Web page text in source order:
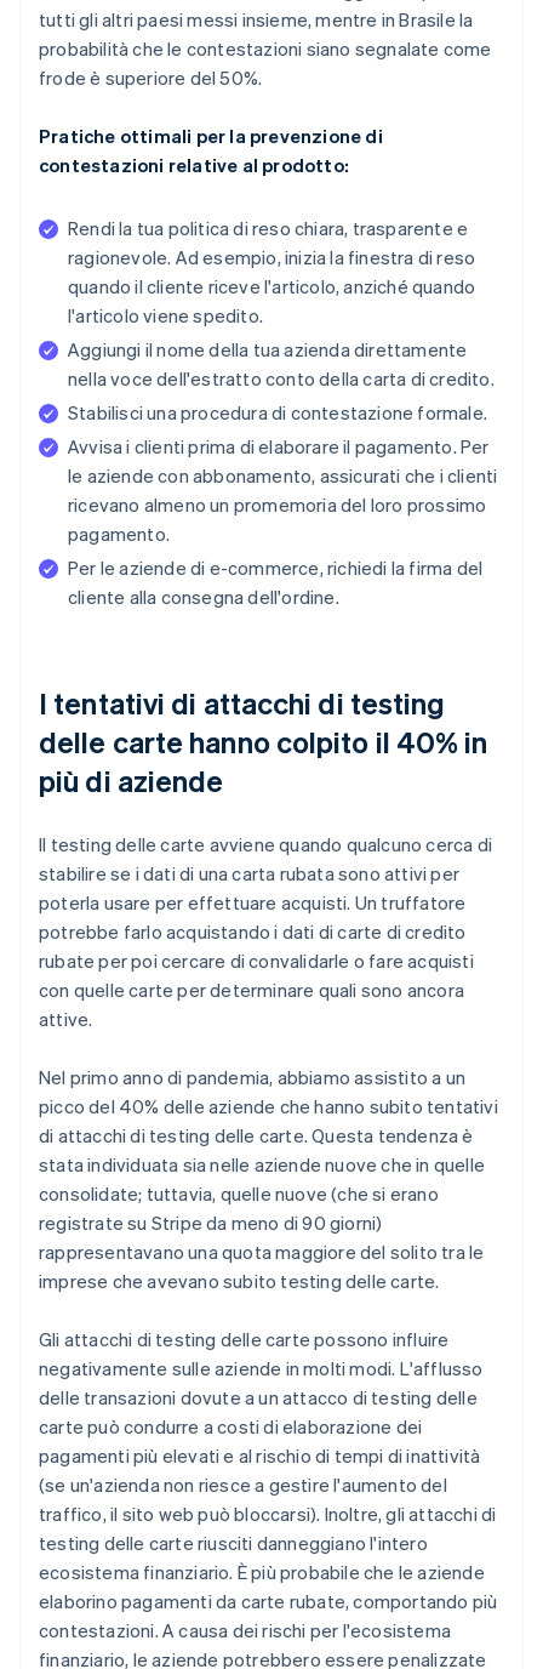
tutti gli altri paesi messi insieme, mentre in Brasile la
probabilità che le contestazioni siano segnalate come
frode è superiore del 50%.
Pratiche ottimali per la prevenzione di
contestazioni relative al prodotto:
Rendi la tua politica di reso chiara, trasparente e
ragionevole. Ad esempio, inizia la finestra di reso
quando il cliente riceve l'articolo, anziché quando
l'articolo viene spedito.
Aggiungi il nome della tua azienda direttamente
nella voce dell'estratto conto della carta di credito.
Stabilisci una procedura di contestazione formale.
Avvisa i clienti prima di elaborare il pagamento. Per
le aziende con abbonamento, assicurati che i clienti
ricevano almeno un promemoria del loro prossimo
pagamento.
Per le aziende di e-commerce, richiedi la firma del
cliente alla consegna dell'ordine.
I tentativi di attacchi di testing
delle carte hanno colpito il 40% in
più di aziende
Il testing delle carte avviene quando qualcuno cerca di
stabilire se i dati di una carta rubata sono attivi per
poterla usare per effettuare acquisti. Un truffatore
potrebbe farlo acquistando i dati di carte di credito
rubate per poi cercare di convalidarle o fare acquisti
con quelle carte per determinare quali sono ancora
attive.
Nel primo anno di pandemia, abbiamo assistito a un
picco del 40% delle aziende che hanno subito tentativi
di attacchi di testing delle carte. Questa tendenza è
stata individuata sia nelle aziende nuove che in quelle
consolidate; tuttavia, quelle nuove (che si erano
registrate su Stripe da meno di 90 giorni)
rappresentavano una quota maggiore del solito tra le
imprese che avevano subito testing delle carte.
Gli attacchi di testing delle carte possono influire
negativamente sulle aziende in molti modi. L'afflusso
delle transazioni dovute a un attacco di testing delle
carte può condurre a costi di elaborazione dei
pagamenti più elevati e al rischio di tempi di inattività
(se un'azienda non riesce a gestire l'aumento del
traffico, il sito web può bloccarsi). Inoltre, gli attacchi di
testing delle carte riusciti danneggiano l'intero
ecosistema finanziario. È più probabile che le aziende
elaborino pagamenti da carte rubate, comportando più
contestazioni. A causa dei rischi per l'ecosistema
finanziario, le aziende potrebbero essere penalizzate